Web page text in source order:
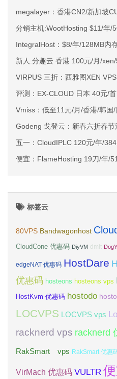
megalayer：香港CN2/新加坡
分销主机:WootHosting $11/年/
IntegralHost：$8/年/128MB内
新人:分趣云 香港 100元/月/
VIRPUS 三折：西雅图XEN
评测：EX-CLOUD 日本 40元/
Vmiss：低至11元/月/香港/韩
Godeng 戈登云：新春六折春节
五一：CloudIPLC 120元/年/
便宜：FlameHosting 19刀/年/
标签云
80VPS Bandwagonhost
CloudCone 优惠码 DiyVM dmit
edgeNAT 优惠码 HostDare
优惠码 hosteons hosteons vps
HostKvm 优惠码 hostodo
LOCVPS LOCVPS vps
racknerd vps racknerd
RakSmart vps RakSmart 优惠
VirMach 优惠码 VULTR